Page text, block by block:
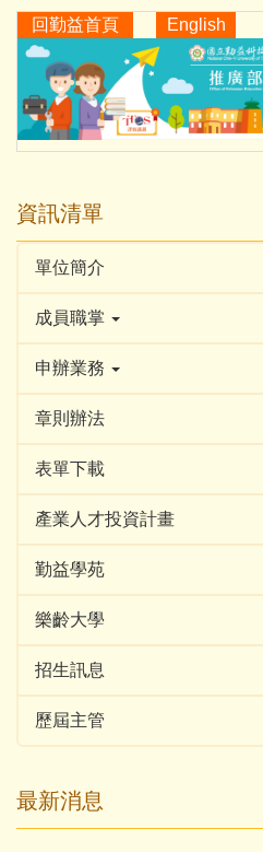
跳
到
要
容
回勤益首頁 English
資訊清單
單位簡介
成員職掌
申辦業務
章則辦法
表單下載
產業人才投資計畫
勤益學苑
樂齡大學
招生訊息
歷屆主管
最新消息